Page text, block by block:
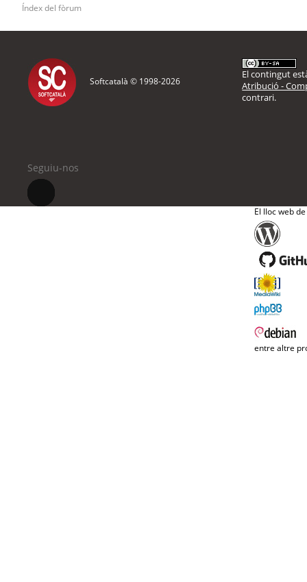
Índex del fòrum
Softcatalà © 1998-2026
El contingut
Atribució -
contrari.
Seguiu-nos
El lloc web
entre altre